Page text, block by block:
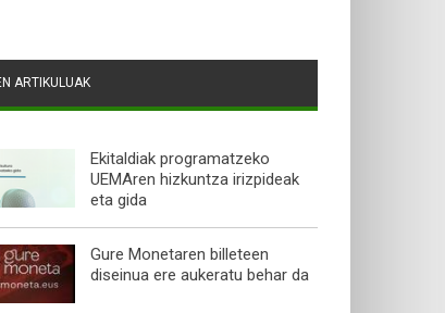
ARTIKULUAK
Ekitaldiak programatzeko
UEMAren hizkuntza irizpideak
eta gida
Gure Monetaren billeteen
diseinua ere aukeratu behar da